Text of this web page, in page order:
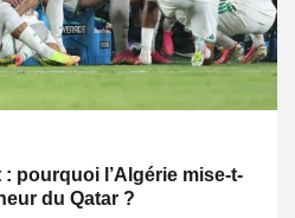
pourquoi l’Algérie mise-t-
du Qatar ?